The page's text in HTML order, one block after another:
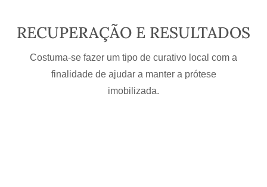
RECUPERAÇÃO E RESULTADOS
Costuma-se fazer um tipo de curativo local com a
finalidade de ajudar a manter a prótese
imobilizada.